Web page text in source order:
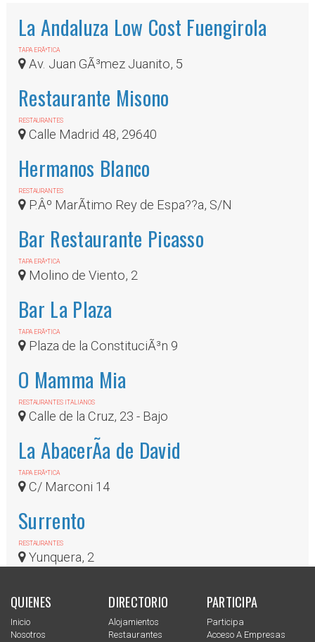
La Andaluza Low Cost Fuengirola
TAPA ERÃ³TICA
Av. Juan GÃ³mez Juanito, 5
Restaurante Misono
RESTAURANTES
Calle Madrid 48, 29640
Hermanos Blanco
RESTAURANTES
P.Âº MarÃ­timo Rey de Espa??a, S/N
Bar Restaurante Picasso
TAPA ERÃ³TICA
Molino de Viento, 2
Bar La Plaza
TAPA ERÃ³TICA
Plaza de la ConstituciÃ³n 9
O Mamma Mia
RESTAURANTES ITALIANOS
Calle de la Cruz, 23 - Bajo
La AbacerÃ­a de David
TAPA ERÃ³TICA
C/ Marconi 14
Surrento
RESTAURANTES
Yunquera, 2
QUIENES
Inicio
Nosotros
DIRECTORIO
Alojamientos
Restaurantes
PARTICIPA
Participa
Acceso A Empresas